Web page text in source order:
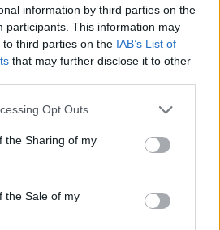
information by third parties on the
participants. This information may
third parties on the IAB’s List of
that may further disclose it to other
app uses one or more Google
usage behaviour. You may click to
Google and its third-party tags to
specified purposes in below Google
Opt Outs
the Sharing of my
the Sale of my
δεν επηρεάζεται. Οι
Β’ εκτιμάται ότι θα
ημερολογιακές ημέρες
δε ότι με την ολοκλήρωση Α’
άμεσα η Β’ Φάση.
για την κατανόηση και